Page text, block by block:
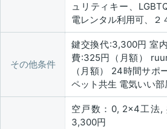
ュリティキー、
電レンタル利用可、２
その他条件
鍵交換代:3,300円 室
費:325円（月額）
（月額） 24時間サポ
ペット共生 電気いい部
空戸数：0, 2×4工法,
3,300円